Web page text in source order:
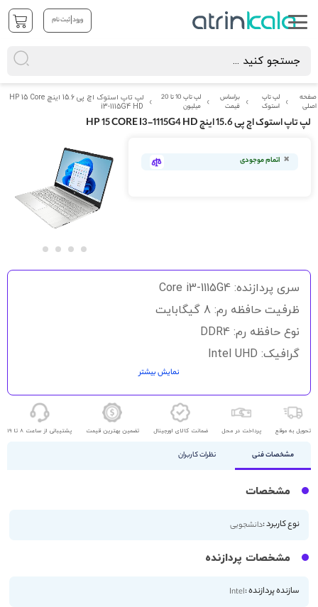
ورود|ثبت نام
صفحه
اصلی
لپ تاپ
استوک
براساس
قیمت
لپ تاپ 10 تا 20
میلیون
لپ تاپ استوک اچ پی 15.6 اینچ HP 15 Core
i3-1115G4 HD
لپ تاپ استوک اچ پی 15.6 اینچ HP 15 CORE I3-1115G4 HD
به
انتهای
گالری
تصاویر
اتمام موجودی
سری پردازنده: Core i3-1115G4
ظرفیت حافظه رم: 8 گیگابایت
نوع حافظه رم: DDR4
گرافیک: Intel UHD
اندازه صفحه نمایش: 15.6 اینچ
کیفیت صفحه نمایش: HD
نمایش بیشتر
تحویل به موقع پرداخت در محل ضمانت کالای اورجینال تضمین بهترین قیمت پشتیبانی از ساعت 8 تا 19
مشخصات فنی نظرات کاربران
مشخصات
نوع کاربرد :دانشجویی
مشخصات پردازنده
سازنده پردازنده :Intel